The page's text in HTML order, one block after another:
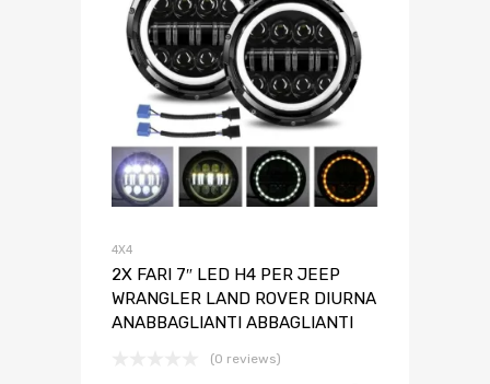
4X4
2X FARI 7″ LED H4 PER JEEP
WRANGLER LAND ROVER DIURNA
ANABBAGLIANTI ABBAGLIANTI
(0 reviews)